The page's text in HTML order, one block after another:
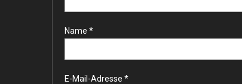
Name *
E-Mail-Adresse *